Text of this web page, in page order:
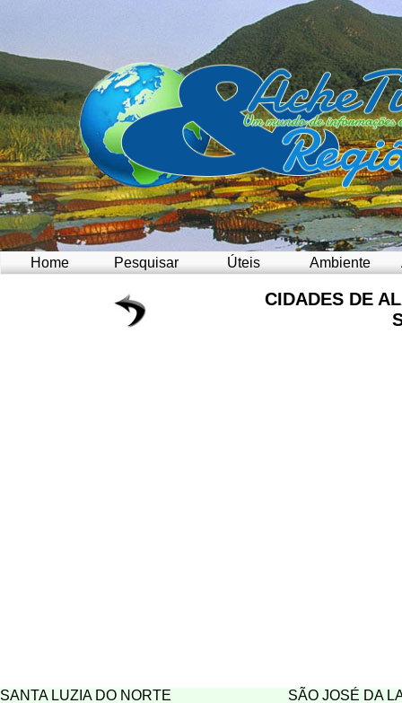
Home Pesquisar Úteis Ambiente
CIDADES DE
SANTA LUZIA DO NORTE
SÃO JOSÉ DA